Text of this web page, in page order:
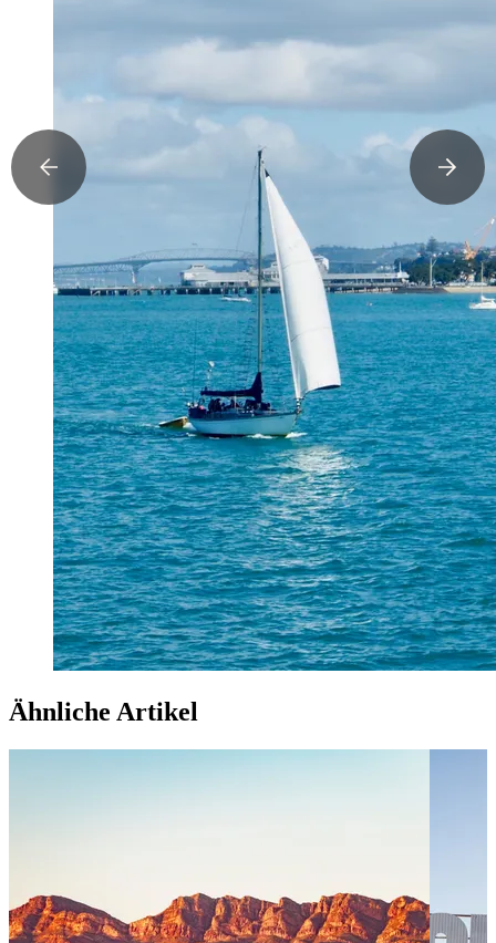
Ähnliche Artikel